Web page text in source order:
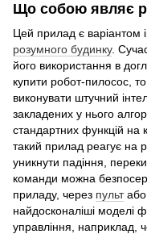
Що собою являє
Цей прилад є варіантом
розумного будинку.
його використання в
купити робот-пилосос,
виконувати штучний
закладених у нього
стандартних функцій на
такий прилад реагує на
уникнути падіння,
команди можна
приладу, через пультабо
найдосконаліші моделі
управління, наприклад,